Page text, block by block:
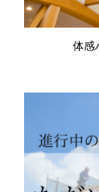
体感